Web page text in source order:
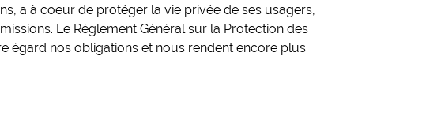
a à coeur de protéger la vie privée de ses usagers,
Le Règlement Général sur la Protection des
égard nos obligations et nous rendent encore plus